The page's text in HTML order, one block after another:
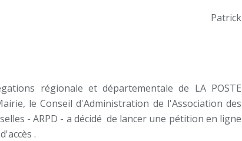
Patrick
régionale et départementale de LA POSTE
le Conseil d'Administration de l'Association des
- ARPD - a décidé de lancer une pétition en ligne
.